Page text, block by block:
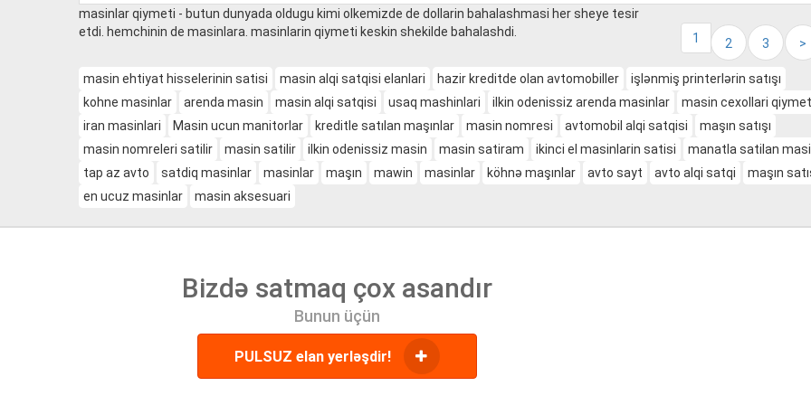
1 2 3 >
masinlar qiymeti - butun dunyada oldugu kimi olkemizde de dollarin bahalashmasi her sheye tesir
etdi. hemchinin de masinlara. masinlarin qiymeti keskin shekilde bahalashdi.
masin ehtiyat hisselerinin satisi masin alqi satqisi elanlari hazir kreditde olan avtomobiller
işlənmiş printerlərin satışı
kohne masinlar
arenda masin masin alqi satqisi usaq mashinlari ilkin odenissiz arenda masinlar
masin cexollari
iran masinlari
Masin ucun manitorlar kreditle satılan maşınlar masin nomresi avtomobil alqi satqisi
maşın satışı
masin nomreleri satilir
masin satilir ilkin odenissiz masin masin satiram ikinci el masinlarin satisi
manatla satilan
tap az avto
satdiq masinlar masinlar maşın mawin masinlar köhnə maşınlar avto sayt avto alqi satqi
maşın
en ucuz masinlar
masin aksesuari
Bizdə satmaq çox asandır
Bunun üçün
PULSUZ elan yerləşdir!